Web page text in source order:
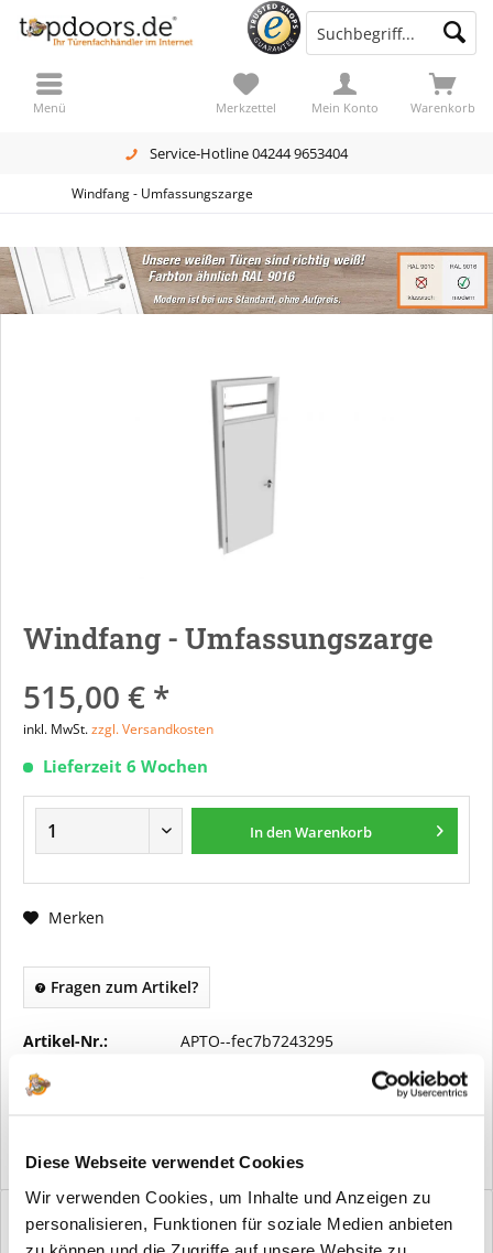
Diese Webseite verwendet Cookies
Wir verwenden Cookies, um Inhalte und Anzeigen zu
personalisieren, Funktionen für soziale Medien anbieten
zu können und die Zugriffe auf unsere Website zu
Service-Hotline 04244 9653404
Warenkorb
Merkzettel Mein Konto
Menü
Windfang - Umfassungszarge
Windfang - Umfassungszarge
515,00 € *
inkl. MwSt.zzgl. Versandkosten
Lieferzeit 6 Wochen
In denWarenkorb
Merken
Fragen zum Artikel?
Artikel-Nr.: APTO--fec7b7243295
Vorteile
Windfangelemente online am Bildschirm konfigurieren und